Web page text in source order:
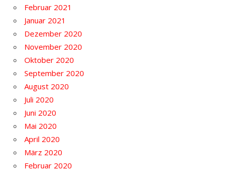
Februar 2021
Januar 2021
Dezember 2020
November 2020
Oktober 2020
September 2020
August 2020
Juli 2020
Juni 2020
Mai 2020
April 2020
März 2020
Februar 2020